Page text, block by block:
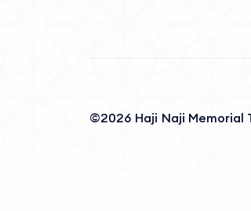
©2026 Haji Naji Memorial